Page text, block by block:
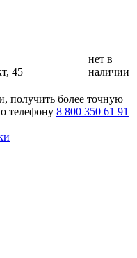
45
нет в
наличии
получить более точную
телефону 8 800 350 61 91